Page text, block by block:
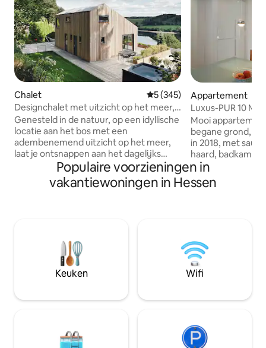
Chalet Gemiddelde beoordeling
5 (345)
Designchalet met uitzicht op het meer,
sauna, open haard en jacuzzi
Genesteld in de natuur, op een idyllische
locatie aan het bos met een
adembenemend uitzicht op het meer,
laat je ontsnappen aan het dagelijks
leven. Wandel in het bos of het meer en
geniet van een fietstocht met onze e-
bikes. Als het koel is, warm je op in de
een duik in het zwembad of in het
kristalheldere meer (SUP/ kajak zijn ook
klaar) voordat je 's avonds naar sterren
Appartement
Luxus-PUR 10
Fare
Mooi
begane grond, volledig
in 2018, met
haard, badkamer
douche en
Zeer centraal, 2
min. naar alle
de metro.
Großer Feldberg met veel
Populaire voorzieningen in
vakantiewoningen in Hessen
Keuken Wifi